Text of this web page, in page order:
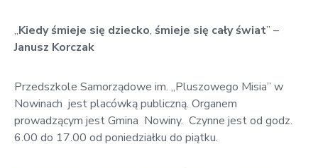
Placówek
Integracyjnych
Kowali
Zespół
Placówek
Oświatowych
„Kiedy śmieje się dziecko, śmieje się cały świat” –
Janusz Korczak
Przedszkole Samorządowe im. ,,Pluszowego Misia” w
Nowinach jest placówką publiczną. Organem
prowadzącym jest Gmina Nowiny. Czynne jest od godz.
6.00 do 17.00 od poniedziałku do piątku.